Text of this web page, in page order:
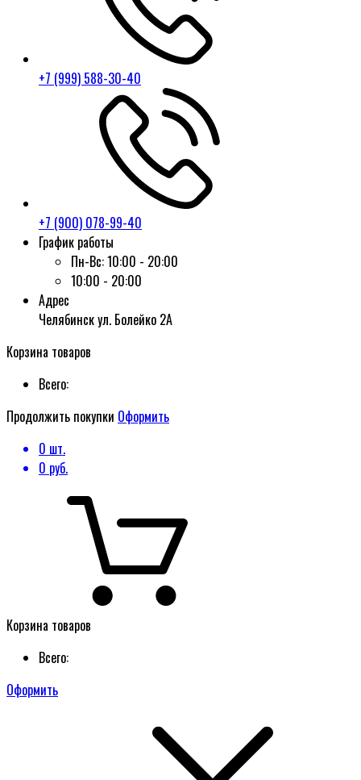
+7 (999) 588-30-40
+7 (900) 078-99-40
График работы
Пн-Вс:10:00 - 20:00
10:00 - 20:00
Адрес
Челябинск ул. Болейко 2А
Корзина товаров
Всего:
Продолжить покупки Оформить
0 шт.
0 руб.
Корзина товаров
Всего:
Оформить